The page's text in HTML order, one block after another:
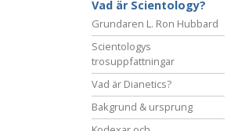
Vad är Scientology?
Grundaren L. Ron Hubbard
Scientologys
trosuppfattningar
Vad är Dianetics?
Bakgrund & ursprung